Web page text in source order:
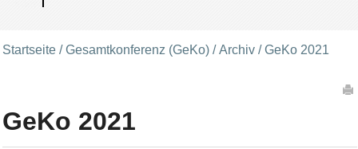
Startseite /Gesamtkonferenz (GeKo) /Archiv /GeKo 2021
GeKo 2021